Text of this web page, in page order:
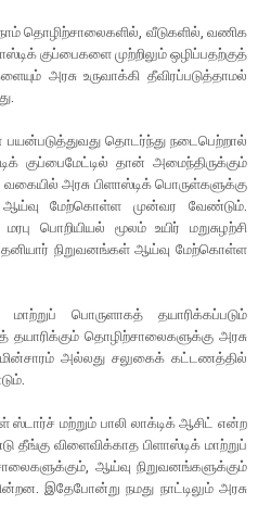
தொழிற்சாலைகளில், வீடுகளில், வணிக
குப்பைகளை முற்றிலும் ஒழிப்பதற்குத்
அரசு உருவாக்கி தீவிரப்படுத்தாமல்
தொடர்ந்து நடைபெற்றால்
குப்பைமேட்டில் தான் அமைந்திருக்கும்
அரசு பிளாஸ்டிக் பொருள்களுக்கு
ஆய்வு மேற்கொள்ள முன்வர வேண்டும்.
பொறியியல் மூலம் உயிர் மறுசுழற்சி
தனியார் நிறுவனங்கள் ஆய்வு மேற்கொள்ள
மாற்றுப் பொருளாகத் தயாரிக்கப்படும்
தொழிற்சாலைகளுக்கு அரசு
அல்லது சலுகைக் கட்டணத்தில்
ஸ்டார்ச் மற்றும் பாலி லாக்டிக் ஆசிட் என்ற
விளைவிக்காத பிளாஸ்டிக் மாற்றுப்
ஆய்வு நிறுவனங்களுக்கும்
இதேபோன்று நமது நாட்டிலும் அரசு